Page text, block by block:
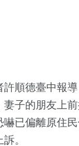
許順德臺中報
妻子的朋友上
嚇已偏離原住
。